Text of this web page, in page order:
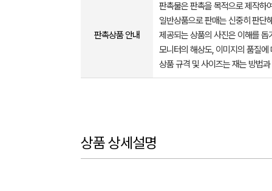
판촉상품 안내
판촉물은 판촉을 목적으로 제작하
일반상품으로 판매는 신중히 판단
제공되는 상품의 사진은 이해를
모니터의 해상도, 이미지의 품질
상품 규격 및 사이즈는 재는 방법
상품 상세설명